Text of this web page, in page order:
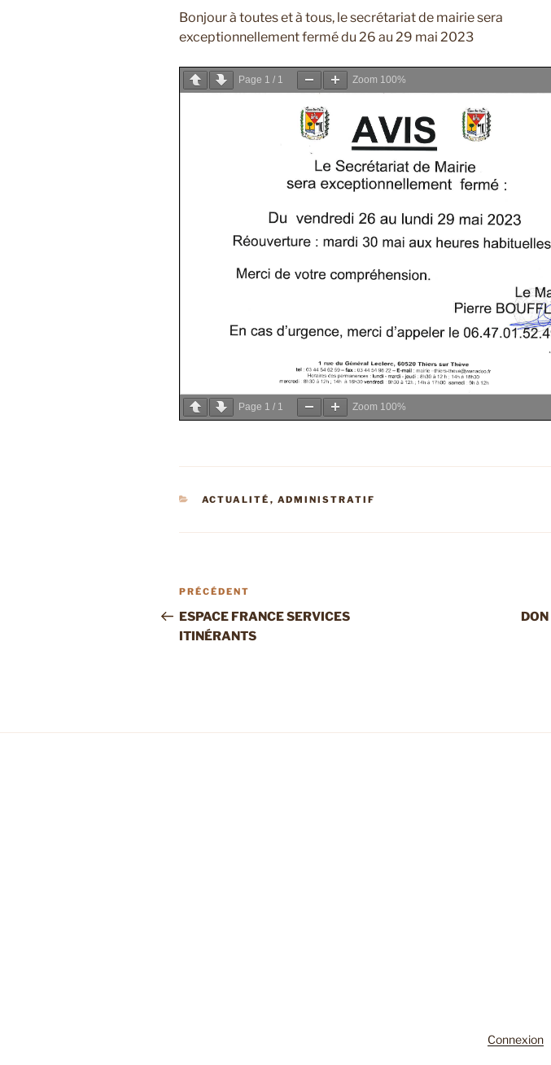
Bonjour à toutes et à tous, le secrétariat de mairie sera
exceptionnellement fermé du 26 au 29 mai 2023
Page 1 / 1 Zoom 100%
Page 1 / 1 Zoom 100%
CATÉGORIES
ACTUALITÉ , ADMINISTRATIF
Navigation
de
l’article
Article
précédent
PRÉCÉDENT
ESPACE FRANCE SERVICES
ITINÉRANTS
Connexion